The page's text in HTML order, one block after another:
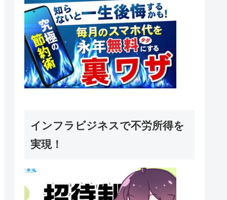
インフラビジネスで不労所得を
実現！